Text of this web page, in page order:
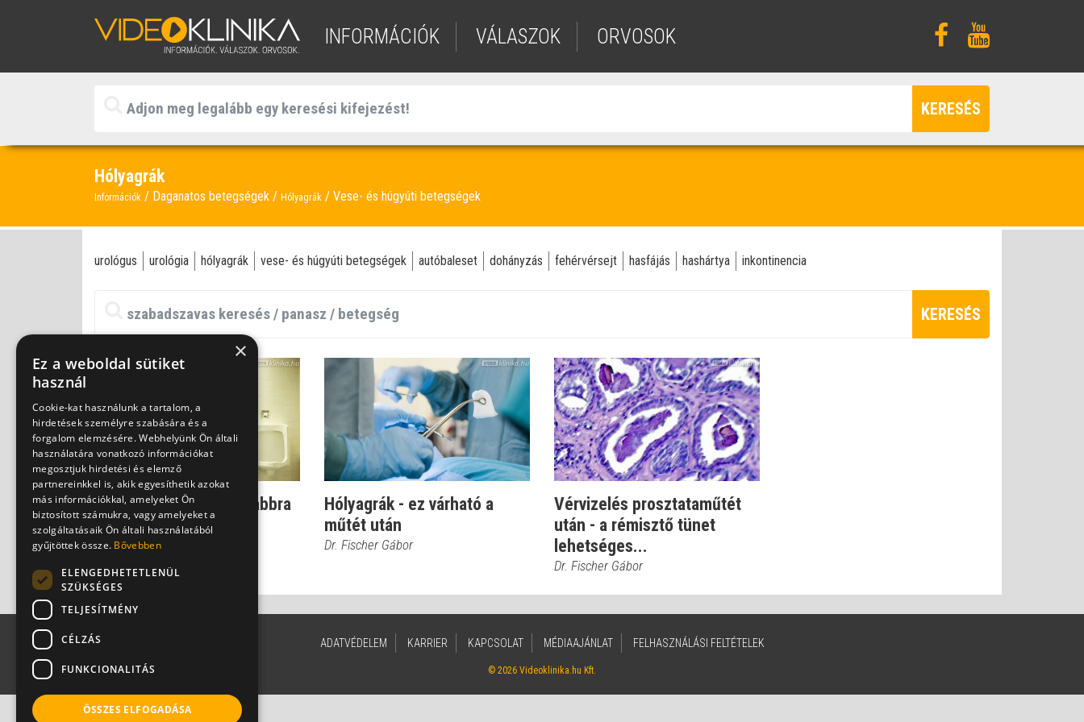
INFORMÁCIÓK VÁLASZOK ORVOSOK
KERESÉS
Hólyagrák
Információk Daganatos betegségek Hólyagrák Vese- és húgyúti betegségek
urológus urológia hólyagrák vese- és húgyúti betegségek autóbaleset dohányzás fehérvérsejt hasfájás hashártya inkontinencia
KERESÉS
Vérvizelés: A legrosszabbra
gondolj!
Dr. Fischer Gábor
Hólyagrák - ez várható a
műtét után
Dr. Fischer Gábor
Vérvizelés prosztataműtét
után - a rémisztő tünet
lehetséges...
Dr. Fischer Gábor
ADATVÉDELEM KARRIER KAPCSOLAT MÉDIAAJÁNLAT FELHASZNÁLÁSI FELTÉTELEK
© 2026 Videoklinika.hu Kft.
×
Ez a weboldal sütiket
használ
Cookie-kat használunk a tartalom, a
hirdetések személyre szabására és a
forgalom elemzésére. Webhelyünk Ön általi
használatára vonatkozó információkat
megosztjuk hirdetési és elemző
partnereinkkel is, akik egyesíthetik azokat
más információkkal, amelyeket Ön
biztosított számukra, vagy amelyeket a
szolgáltatásaik Ön általi használatából
gyűjtöttek össze. Bővebben
ELENGEDHETETLENÜL
SZÜKSÉGES
TELJESÍTMÉNY
CÉLZÁS
FUNKCIONALITÁS
ÖSSZES ELFOGADÁSA